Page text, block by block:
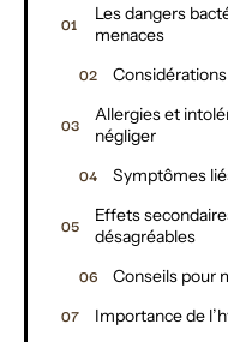
Les dangers
menaces
Allergies et
négliger
Symptômes
Effets
désagréables
Conseils pour
Importance de